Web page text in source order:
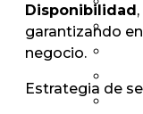
Disponibilidad
garantizando
negocio.
Estrategia de